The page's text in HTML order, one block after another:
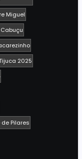
Miguel
2025
Pilares